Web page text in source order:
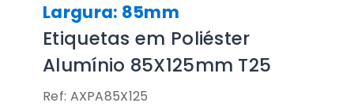
Largura: 85mm
Etiquetas em Poliéster
Alumínio 85X125mm T25
Ref: AXPA85X125